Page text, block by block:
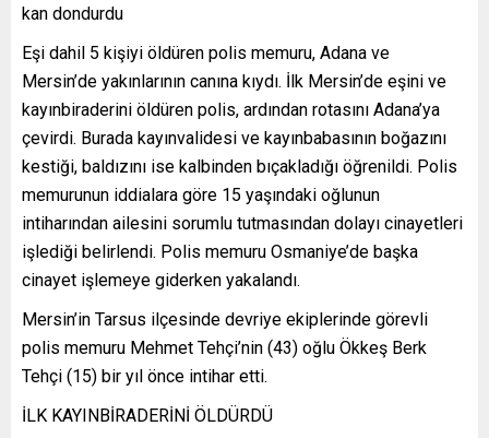
kan dondurdu
Eşi dahil 5 kişiyi öldüren polis memuru, Adana ve
Mersin’de yakınlarının canına kıydı. İlk Mersin’de eşini ve
kayınbiraderini öldüren polis, ardından rotasını Adana’ya
çevirdi. Burada kayınvalidesi ve kayınbabasının boğazını
kestiği, baldızını ise kalbinden bıçakladığı öğrenildi. Polis
memurunun iddialara göre 15 yaşındaki oğlunun
intiharından ailesini sorumlu tutmasından dolayı cinayetleri
işlediği belirlendi. Polis memuru Osmaniye’de başka
cinayet işlemeye giderken yakalandı.
Mersin’in Tarsus ilçesinde devriye ekiplerinde görevli
polis memuru Mehmet Tehçi’nin (43) oğlu Ökkeş Berk
Tehçi (15) bir yıl önce intihar etti.
İLK KAYINBİRADERİNİ ÖLDÜRDÜ